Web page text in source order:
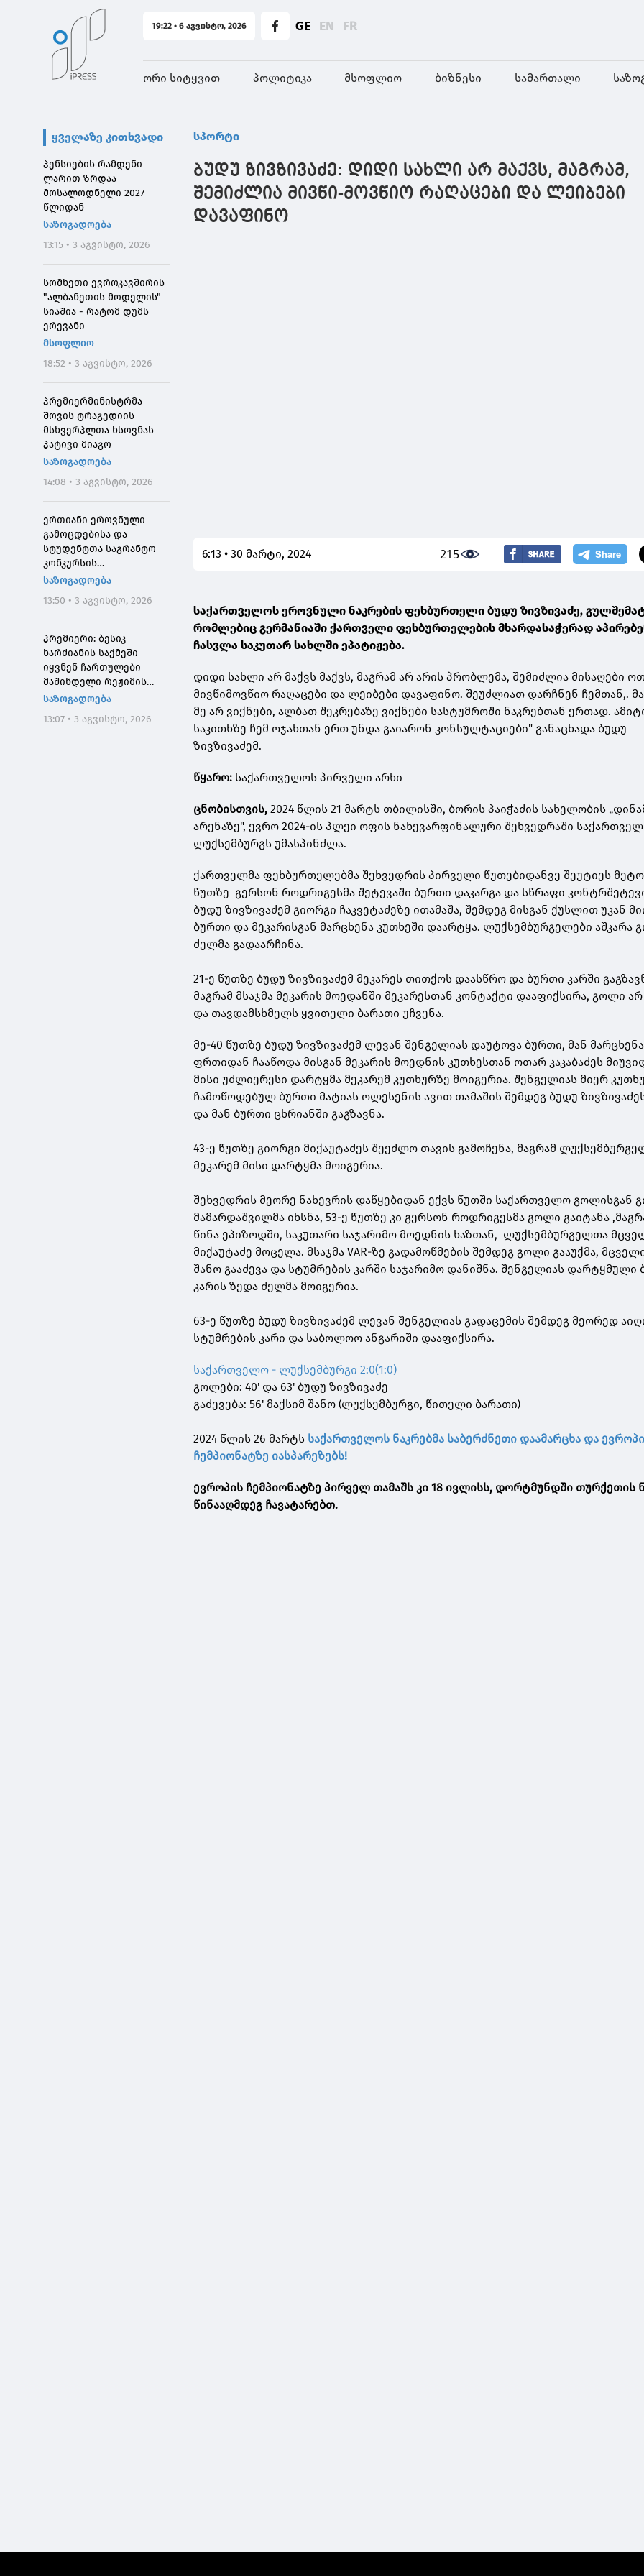
19:22 • 6 აგვისტო, 2026 GE EN FR
ორი სიტყვით პოლიტიკა მსოფლიო ბიზნესი სამართალი
ყველაზე კითხვადი
პენსიების რამდენი
ლარით ზრდაა
მოსალოდნელი 2027
წლიდან
საზოგადოება
13:15 • 3 აგვისტო, 2026
სომხეთი ევროკავშირის
"ალბანეთის მოდელის"
სიაშია - რატომ დუმს
ერევანი
მსოფლიო
18:52 • 3 აგვისტო, 2026
პრემიერმინისტრმა
შოვის ტრაგედიის
მსხვერპლთა ხსოვნას
პატივი მიაგო
საზოგადოება
14:08 • 3 აგვისტო, 2026
ერთიანი ეროვნული
გამოცდებისა და
სტუდენტთა საგრანტო
კონკურსის
მონაწილეებისთვის
განაცხადების მიღება 4
აგვისტოს 10:00
საათიდან დაიწყება
საზოგადოება
13:50 • 3 აგვისტო, 2026
პრემიერი: ბესიკ
ხარძიანის საქმეში
იყვნენ ჩართულები
მაშინდელი რეჟიმის
მაღალჩინოსნები, ეს
შეგვახსენებს იმას, თუ
საზოგადოება
13:07 • 3 აგვისტო, 2026
სპორტი
ბუდუ ზივზივაძე: დიდი სახლი არ მაქვს, მაგრამ,
შემიძლია მივწი-მოვწიო რაღაცები და ლეიბები
დავაფინო
6:13 • 30 მარტი, 2024 215
საქართველოს ეროვნული ნაკრების ფეხბურთელი ბუდუ ზივზივაძე,
რომლებიც გერმანიაში ქართველი ფეხბურთელების მხარდასაჭერად
ჩასვლა საკუთარ სახლში ეპატიჟება.
დიდი სახლი არ მაქვს მაქვს, მაგრამ არ არის პრობლემა, შემიძლია მისაღები
მივწიმოვწიო რაღაცები და ლეიბები დავაფინო. შეუძლიათ დარჩნენ ჩემთან,.
მე არ ვიქნები, ალბათ შეკრებაზე ვიქნები სასტუმროში ნაკრებთან ერთად.
საკითხზე ჩემ ოჯახთან ერთ უნდა გაიარონ კონსულტაციები" განაცხადა ბუდუ
ზივზივაძემ.
წყარო: საქართველოს პირველი არხი
ცნობისთვის,2024 წლის 21 მარტს თბილისში, ბორის პაიჭაძის სახელობის
არენაზე", ევრო 2024-ის პლეი ოფის ნახევარფინალური შეხვედრაში
ლუქსემბურგს უმასპინძლა.
ქართველმა ფეხბურთელებმა შეხვედრის პირველი წუთებიდანვე შეუტიეს
წუთზე გერსონ როდრიგესმა შეტევაში ბურთი დაკარგა და სწრაფი
ბუდუ ზივზივაძემ გიორგი ჩაკვეტაძეზე ითამაშა, შემდეგ მისგან ქუსლით უკან
ბურთი და მეკარისგან მარცხენა კუთხეში დაარტყა. ლუქსემბურგელები აშკარა
ძელმა გადაარჩინა.
21-ე წუთზე ბუდუ ზივზივაძემ მეკარეს თითქოს დაასწრო და ბურთი კარში
მაგრამ მსაჯმა მეკარის მოედანში მეკარესთან კონტაქტი დააფიქსირა, გოლი
და თავდამსხმელს ყვითელი ბარათი უჩვენა.
მე-40 წუთზე ბუდუ ზივზივაძემ ლევან შენგელიას დაუტოვა ბურთი, მან მარცხენა
ფრთიდან ჩააწოდა მისგან მეკარის მოედნის კუთხესთან ოთარ კაკაბაძეს
მისი უძლიერესი დარტყმა მეკარემ კუთხურზე მოიგერია. შენგელიას მიერ
ჩამოწოდებულ ბურთი მატიას ოლესენის ავით თამაშის შემდეგ ბუდუ
და მან ბურთი ცხრიანში გაგზავნა.
43-ე წუთზე გიორგი მიქაუტაძეს შეეძლო თავის გამოჩენა, მაგრამ
მეკარემ მისი დარტყმა მოიგერია.
შეხვედრის მეორე ნახევრის დაწყებიდან ექვს წუთში საქართველო გოლისგან
მამარდაშვილმა იხსნა, 53-ე წუთზე კი გერსონ როდრიგესმა გოლი გაიტანა
წინა ეპიზოდში, საკუთარი საჯარიმო მოედნის ხაზთან, ლუქსემბურგელთა
მიქაუტაძე მოცელა. მსაჯმა VAR-ზე გადამოწმების შემდეგ გოლი გააუქმა,
შანო გააძევა და სტუმრების კარში საჯარიმო დანიშნა. შენგელიას დარტყმული
კარის ზედა ძელმა მოიგერია.
63-ე წუთზე ბუდუ ზივზივაძემ ლევან შენგელიას გადაცემის შემდეგ მეორედ
სტუმრების კარი და საბოლოო ანგარიში დააფიქსირა.
საქართველო - ლუქსემბურგი 2:0(1:0)
გოლები: 40' და 63' ბუდუ ზივზივაძე
გაძევება: 56' მაქსიმ შანო (ლუქსემბურგი, წითელი ბარათი)
2024 წლის 26 მარტს საქართველოს ნაკრებმა საბერძნეთი დაამარცხა და
ჩემპიონატზე იასპარეზებს!
ევროპის ჩემპიონატზე პირველ თამაშს კი 18 ივლისს, დორტმუნდში თურქეთის
წინააღმდეგ ჩავატარებთ.